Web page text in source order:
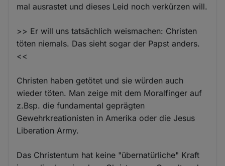
mal ausrastet und dieses Leid noch verkürzen will.
>> Er will uns tatsächlich weismachen: Christen
töten niemals. Das sieht sogar der Papst anders.
<<
Christen haben getötet und sie würden auch
wieder töten. Man zeige mit dem Moralfinger auf
z.Bsp. die fundamental geprägten
Gewehrkreationisten in Amerika oder die Jesus
Liberation Army.
Das Christentum hat keine "übernatürliche" Kraft